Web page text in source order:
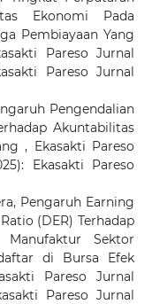
Ekonomi Pada
Pembiayaan Yang
Pareso Jurnal
Pareso Jurnal
Pengendalian
Akuntabilitas
, Ekasakti Pareso
Ekasakti Pareso
Pengaruh Earning
(DER) Terhadap
Sektor
di Bursa Efek
Pareso Jurnal
Pareso Jurnal